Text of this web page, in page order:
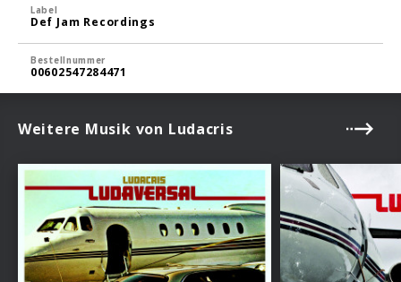
Label
Def Jam Recordings
Bestellnummer
00602547284471
Weitere Musik von Ludacris